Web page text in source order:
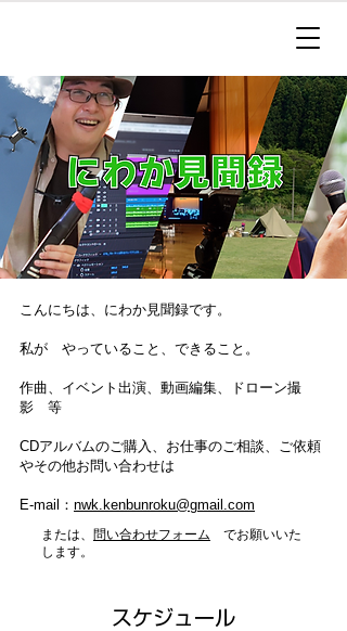
こんにちは、にわか見聞録です。
私が やっていること、できること。
作曲、イベント出演、動画編集、ドローン撮
影 等
CDアルバムのご購入、お仕事のご相談、ご依頼
やその他お問い合わせは
E-mail： nwk.kenbunroku@gmail.com
または、 問い合わせフォーム でお願いいた
します。
​スケジュール